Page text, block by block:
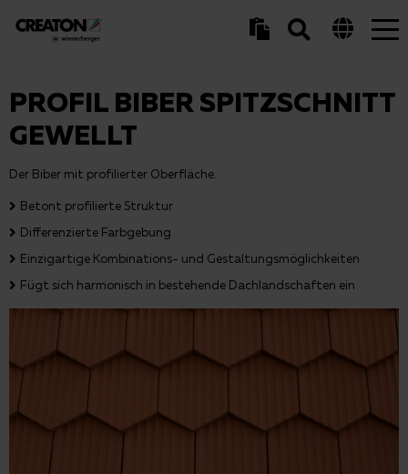
PROFIL BIBER SPITZSCHNITT
GEWELLT
Der Biber mit profilierter Oberfläche.
Betont profilierte Struktur
Differenzierte Farbgebung
Einzigartige Kombinations- und Gestaltungsmöglichkeiten
Fügt sich harmonisch in bestehende Dachlandschaften ein